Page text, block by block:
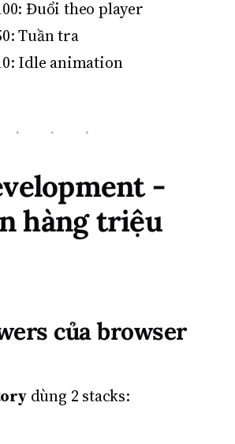
Đuổi theo player
Tuần tra
Idle animation
-
hàng triệu
của browser
dùng 2 stacks: